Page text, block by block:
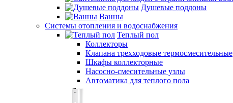
Душевые поддоны
Ванны
Системы отопления и водоснабжения
Теплый пол
Коллекторы
Клапана трехходовые термосмесительные
Шкафы коллекторные
Насосно-смесительные узлы
Автоматика для теплого пола